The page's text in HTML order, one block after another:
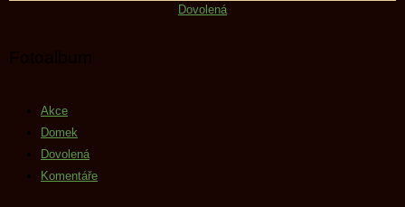
Dovolená
Fotoalbum
Akce
Domek
Dovolená
Komentáře